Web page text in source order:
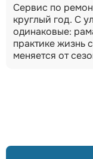
Сервис по
круглый год. С
одинаковые:
практике жизнь
меняется от